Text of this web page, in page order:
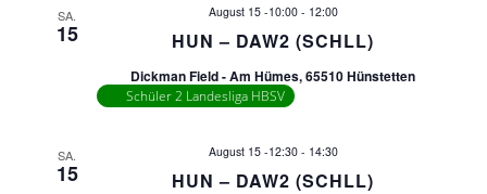
t
SA.
15 HUN – DAW2 (SCHLL)
August 15 -10:00- 12:00
Dickman Field - Am Hümes, 65510 Hünstetten
Schüler 2 Landesliga HBSV
SA.
15 HUN – DAW2 (SCHLL)
August 15 -12:30- 14:30